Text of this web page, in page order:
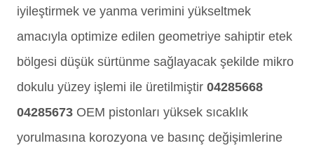
iyileştirmek ve yanma verimini yükseltmek
amacıyla optimize edilen geometriye sahiptir etek
bölgesi düşük sürtünme sağlayacak şekilde mikro
dokulu yüzey işlemi ile üretilmiştir 04285668
04285673 OEM pistonları yüksek sıcaklık
yorulmasına korozyona ve basınç değişimlerine